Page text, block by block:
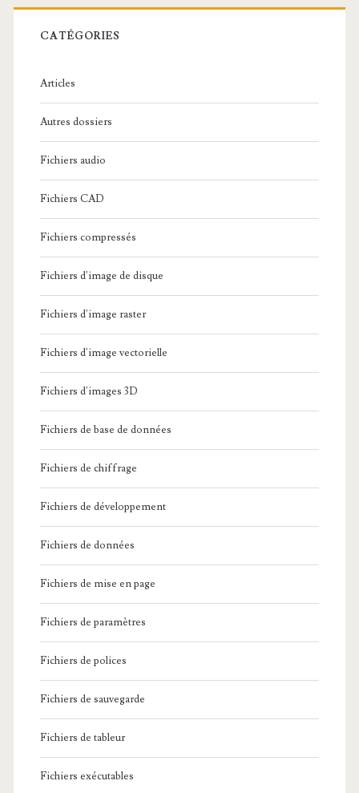
r
c
:
CATÉGORIES
Articles
Autres dossiers
Fichiers audio
Fichiers CAD
Fichiers compressés
Fichiers d'image de disque
Fichiers d'image raster
Fichiers d'image vectorielle
Fichiers d'images 3D
Fichiers de base de données
Fichiers de chiffrage
Fichiers de développement
Fichiers de données
Fichiers de mise en page
Fichiers de paramètres
Fichiers de polices
Fichiers de sauvegarde
Fichiers de tableur
Fichiers exécutables